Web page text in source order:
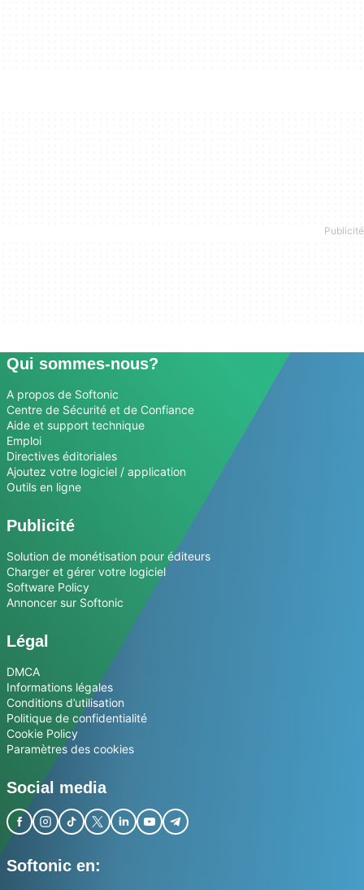
Qui sommes-nous?
A propos de Softonic
Centre de Sécurité et de Confiance
Aide et support technique
Emploi
Directives éditoriales
Ajoutez votre logiciel / application
Outils en ligne
Publicité
Solution de monétisation pour éditeurs
Charger et gérer votre logiciel
Software Policy
Annoncer sur Softonic
Légal
DMCA
Informations légales
Conditions d’utilisation
Politique de confidentialité
Cookie Policy
Paramètres des cookies
Social media
Softonic en: